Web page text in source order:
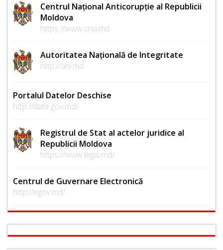
Centrul Național Anticorupție al Republicii
Moldova
https://www.cna.md
Autoritatea Națională de Integritate
http://ani.md
Portalul Datelor Deschise
http://date.gov.md/
Registrul de Stat al actelor juridice al
Republicii Moldova
https://www.legis.md/
Centrul de Guvernare Electronică
http://egov.md/